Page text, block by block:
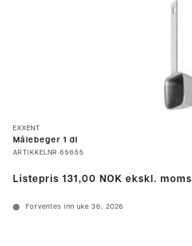
EXXENT
Målebeger 1 dl
ARTIKKELNR 65655
Listepris 131,00 NOK ekskl. moms
Forventes inn uke 36, 2026